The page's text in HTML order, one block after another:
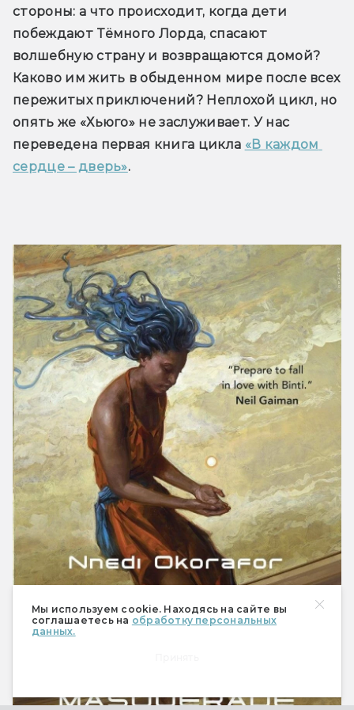
Мы используем cookie. Находясь на сайте вы
соглашаетесь на обработку персональных
данных.
стороны: а что происходит, когда дети
побеждают Тёмного Лорда, спасают
волшебную страну и возвращаются домой?
Каково им жить в обыденном мире после всех
пережитых приключений? Неплохой цикл, но
опять же «Хьюго» не заслуживает. У нас
переведена первая книга цикла «В каждом
сердце – дверь».